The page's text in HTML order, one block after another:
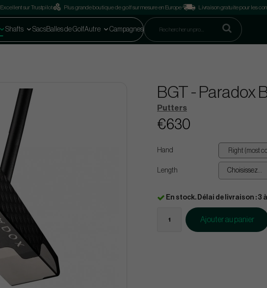
Excellent sur Trustpilot Plus grande boutique de golf sur mesure en Europe Livraison gratuite pour les
Shafts SacsBalles de GolfAutre Campagnes
BGT - Paradox
Putters
€630
Hand
Length Choisissez...
En stock. Délai de livraison : 3
Ajouter au panier